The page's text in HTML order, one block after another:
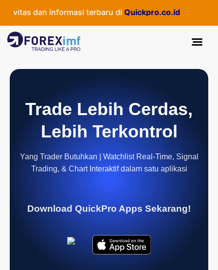
dan informasi terbaru di Quickpro.co.id
Trade Lebih Cerdas,
Lebih Terkontrol
Yang Trader Butuhkan | Watchlist Real-Time, Signal
Trading, & Chart Interaktif dalam satu aplikasi
Download QuickPro Apps Sekarang!